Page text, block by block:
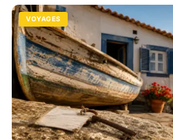
VOYAGES